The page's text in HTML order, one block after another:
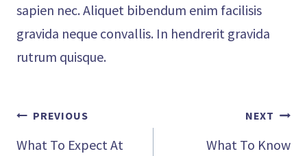
sapien nec. Aliquet bibendum enim facilisis
gravida neque convallis. In hendrerit gravida
rutrum quisque.
Post
navigation
PREVIOUS
What To Expect At
NEXT
What To Know